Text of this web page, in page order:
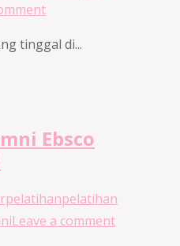
tinggal di...
Ebsco
pelatihanpelatihan
Leave a comment